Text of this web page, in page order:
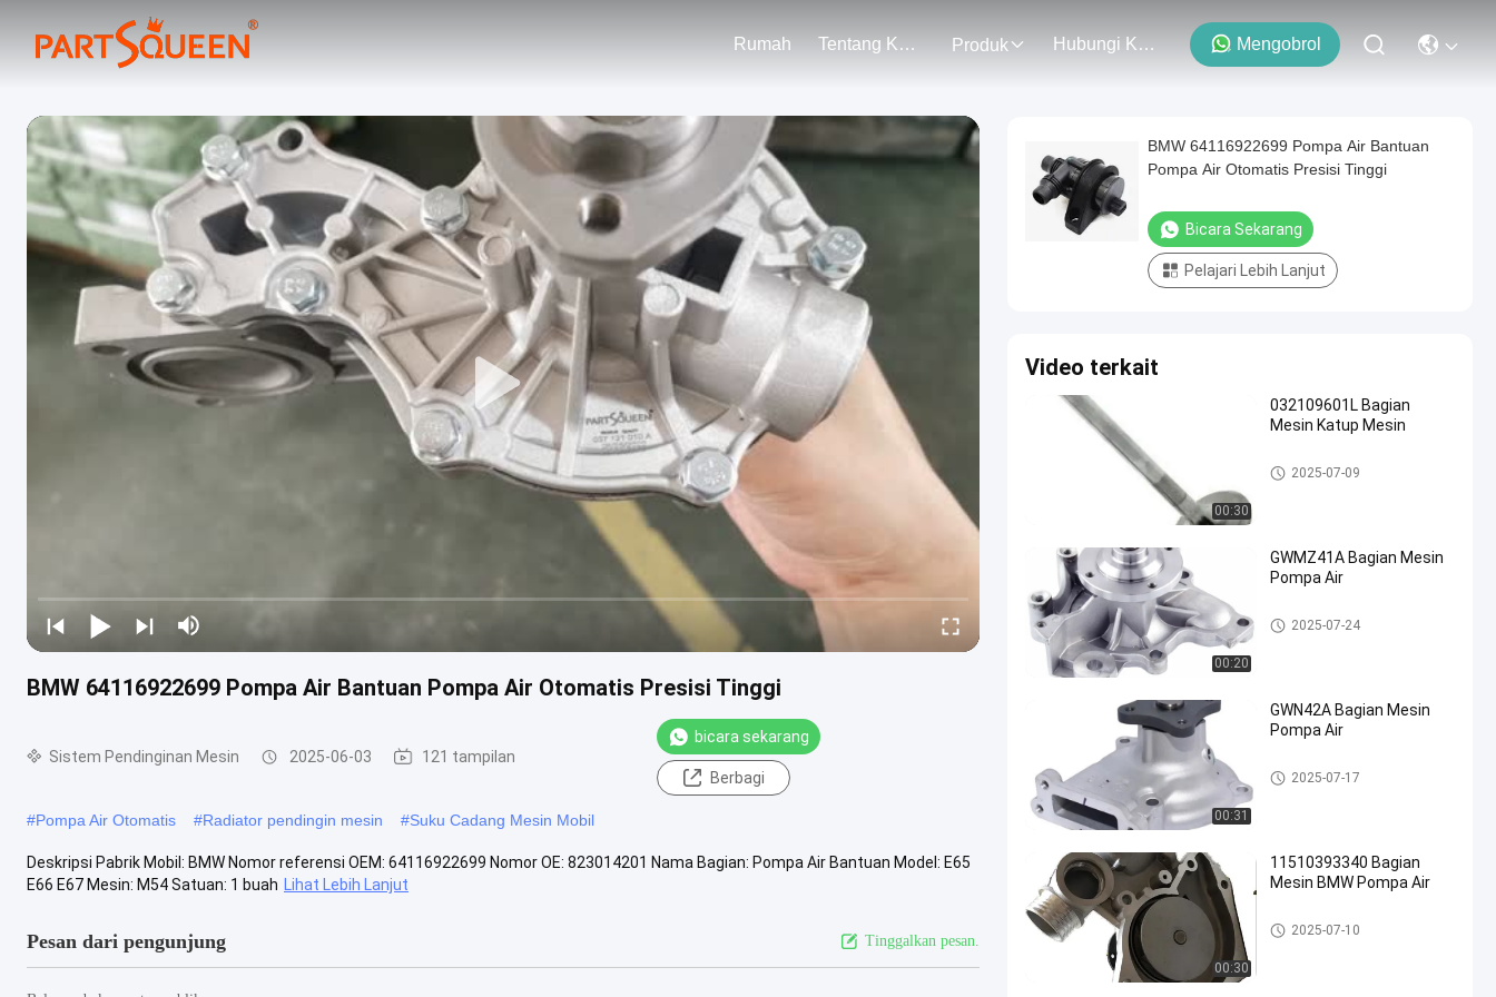
Rumah Tentang Kami Produk Hubungi Kami Mengobrol
BMW 64116922699 Pompa Air Bantuan Pompa Air Otomatis Presisi Tinggi
Sistem Pendinginan Mesin 2025-06-03 121 tampilan
bicara sekarang
Berbagi
#Pompa Air Otomatis #Radiator pendingin mesin #Suku Cadang Mesin Mobil
Deskripsi Pabrik Mobil: BMW Nomor referensi OEM: 64116922699 Nomor OE: 823014201 Nama Bagian: Pompa Air Bantuan Model: E65
E66 E67 Mesin: M54 Satuan: 1 buah Lihat Lebih Lanjut
Pesan dari pengunjung Tinggalkan pesan.
BMW 64116922699 Pompa Air Bantuan
Pompa Air Otomatis Presisi Tinggi
Bicara Sekarang
Pelajari Lebih Lanjut
Video terkait
00:30
032109601L Bagian
Mesin Katup Mesin
Suku Cadang Mesin Mobil
2025-07-09
00:20
GWMZ41A Bagian Mesin
Pompa Air
Auto Water Pump
2025-07-24
00:31
GWN42A Bagian Mesin
Pompa Air
Auto Water Pump
2025-07-17
00:30
11510393340 Bagian
Mesin BMW Pompa Air
Auto Water Pump
2025-07-10